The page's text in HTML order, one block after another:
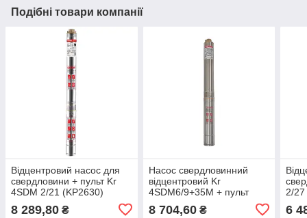
Подібні товари компанії
Відцентровий насос для
свердловини + пульт Kr
4SDM 2/21 (KP2630)
8 289,80 ₴
Насос свердловинний
відцентровий Kr
4SDM6/9+35М + пульт
920 Вт, каб.35 м. (KP3357)
8 704,60₴
2/27
6